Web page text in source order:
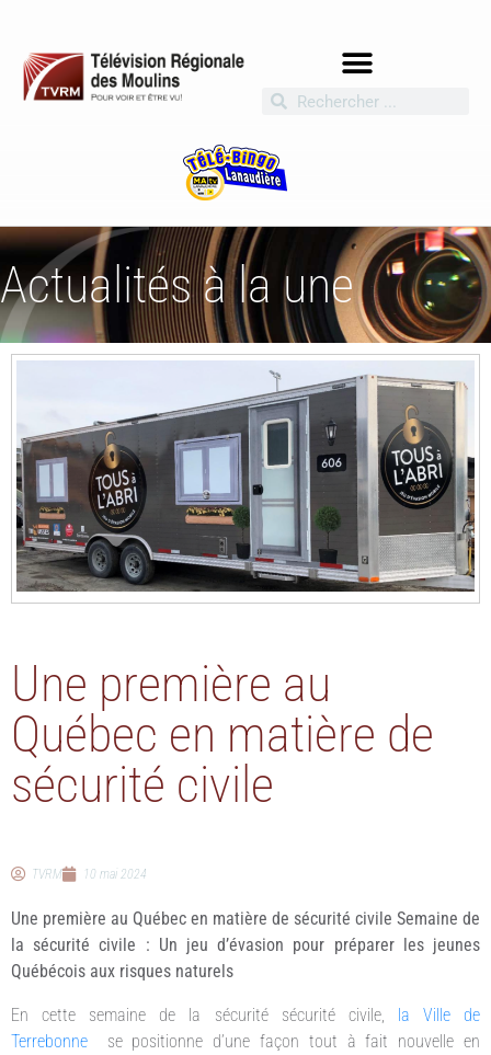
Actualités à la une
Une première au
Québec en matière de
sécurité civile
TVRM 10 mai 2024
Une première au Québec en matière de sécurité civile Semaine de
la sécurité civile : Un jeu d’évasion pour préparer les jeunes
Québécois aux risques naturels
En cette semaine de la sécurité sécurité civile, la Ville de
Terrebonne se positionne d’une façon tout à fait nouvelle en